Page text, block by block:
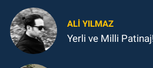
ALI YILMAZ
Yerli ve Milli Patinaj!